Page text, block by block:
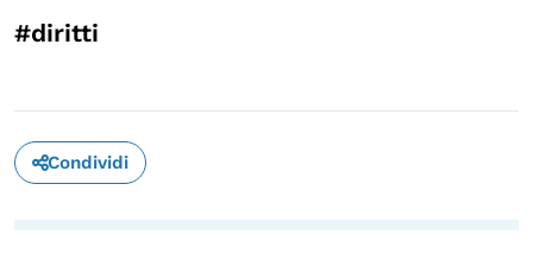
Calendario civile
Podcast
OLTRE LA SCUOLA
#diritti
Condividi